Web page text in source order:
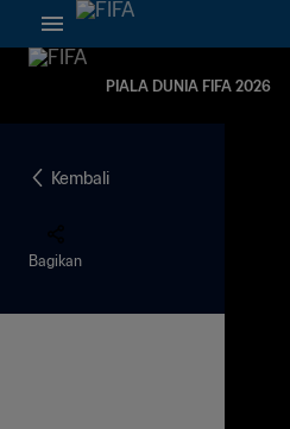
PIALA DUNIA FIFA 2026
Kembali
Bagikan